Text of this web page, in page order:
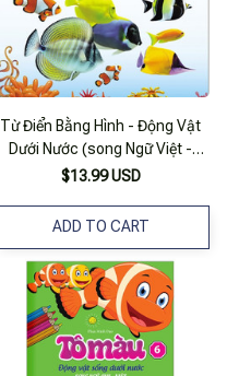
Từ Điển Bằng Hình - Động Vật
Dưới Nước (song Ngữ Việt -
Anh)
$13.99 USD
ADD TO CART